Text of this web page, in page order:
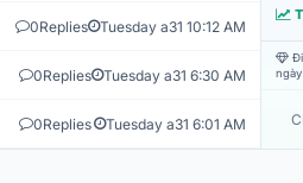
0Replies Tuesday a31 10:12 AM
0Replies Tuesday a31 6:30 AM
0Replies Tuesday a31 6:01 AM